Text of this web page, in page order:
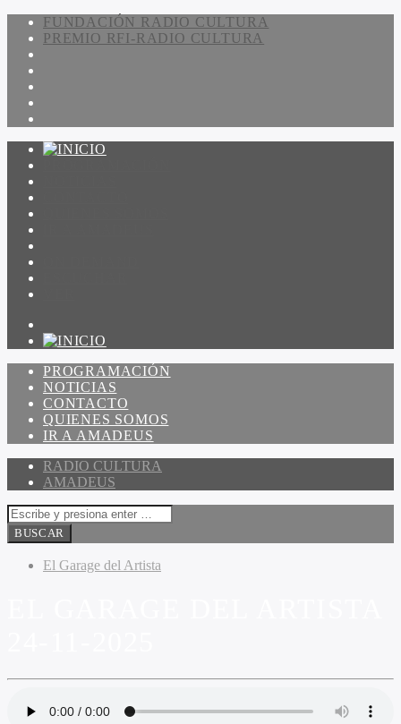
FUNDACIÓN RADIO CULTURA
PREMIO RFI-RADIO CULTURA
PROGRAMACIÓN
NOTICIAS
CONTACTO
QUIENES SOMOS
IR A AMADEUS
RADIO CULTURA
AMADEUS
El Garage del Artista